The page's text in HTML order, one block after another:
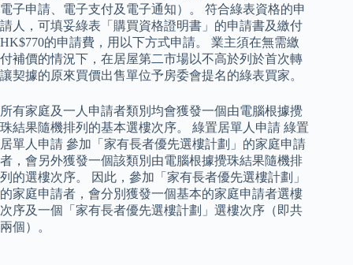
電子申請、電子支付及電子通知）。 符合綠表資格的申
請人，可填妥綠表「購買資格證明書」的申請書及繳付
HK$770的申請費，用以下方式申請。 業主須在無需繳
付補價的情況下，在居屋第二市場以不高於列於首次轉
讓契據的原來買價出售單位予房委會提名的綠表買家。
所有家庭及一人申請者類別均會獲發一個由電腦根據攪
珠結果隨機排列的基本選樓次序。 綠置居單人申請 綠置
居單人申請 參加「家有長者優先選樓計劃」的家庭申請
者，會另外獲發一個該類別由電腦根據攪珠結果隨機排
列的選樓次序。 因此，參加「家有長者優先選樓計劃」
的家庭申請者，會分別獲發一個基本的家庭申請者選樓
次序及一個「家有長者優先選樓計劃」選樓次序（即共
兩個）。